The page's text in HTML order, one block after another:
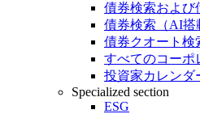
債券検索および
債券検索（AI搭
債券クオート検
すべてのコーポ
投資家カレンダ
Specialized section
ESG